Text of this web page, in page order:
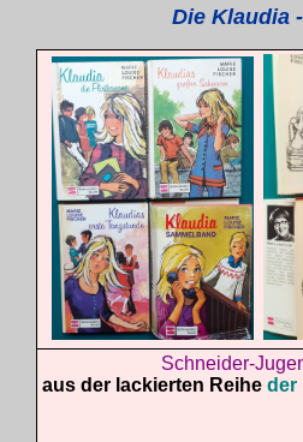
Die Klaudia
Schneider-
aus der lackierten Reihe der